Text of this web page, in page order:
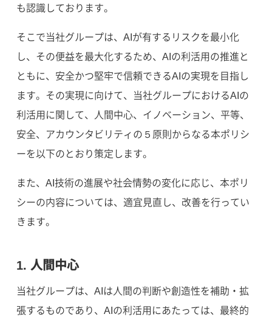
も認識しております。
そこで当社グループは、AIが有するリスクを最小化
し、その便益を最大化するため、AIの利活用の推進と
ともに、安全かつ堅牢で信頼できるAIの実現を目指し
ます。その実現に向けて、当社グループにおけるAIの
利活用に関して、人間中心、イノベーション、平等、
安全、アカウンタビリティの５原則からなる本ポリシ
ーを以下のとおり策定します。
また、AI技術の進展や社会情勢の変化に応じ、本ポリ
シーの内容については、適宜見直し、改善を行ってい
きます。
1. 人間中心
当社グループは、AIは人間の判断や創造性を補助・拡
張するものであり、AIの利活用にあたっては、最終的